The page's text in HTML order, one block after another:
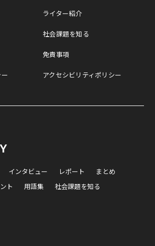
ライター紹介
社会課題を知る
免責事項
アクセシビリティポリシー
インタビュー レポート
まとめ
ト 用語集 社会課題を知る